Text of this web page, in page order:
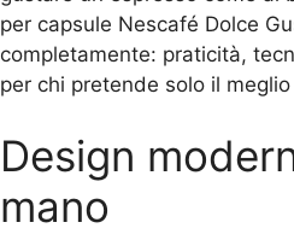
per capsule Nescafé Dolce
completamente: praticità,
per chi pretende solo il
Design
mano